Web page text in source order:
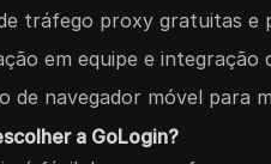
tráfego proxy gratuitas e
em equipe e integração
de navegador móvel para
a GoLogin?